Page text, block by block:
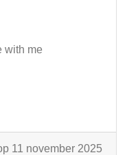
with me
11 november 2025